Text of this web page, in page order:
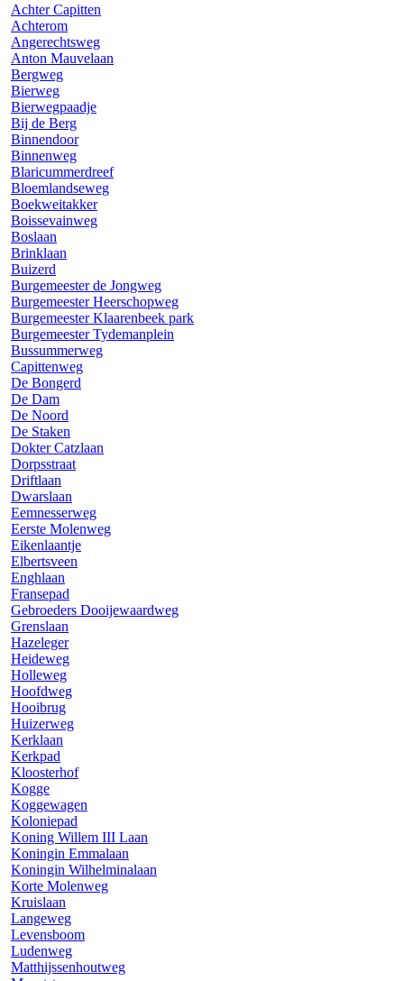
Achter Capitten
Achterom
Angerechtsweg
Anton Mauvelaan
Bergweg
Bierweg
Bierwegpaadje
Bij de Berg
Binnendoor
Binnenweg
Blaricummerdreef
Bloemlandseweg
Boekweitakker
Boissevainweg
Boslaan
Brinklaan
Buizerd
Burgemeester de Jongweg
Burgemeester Heerschopweg
Burgemeester Klaarenbeek park
Burgemeester Tydemanplein
Bussummerweg
Capittenweg
De Bongerd
De Dam
De Noord
De Staken
Dokter Catzlaan
Dorpsstraat
Driftlaan
Dwarslaan
Eemnesserweg
Eerste Molenweg
Eikenlaantje
Elbertsveen
Enghlaan
Fransepad
Gebroeders Dooijewaardweg
Grenslaan
Hazeleger
Heideweg
Holleweg
Hoofdweg
Hooibrug
Huizerweg
Kerklaan
Kerkpad
Kloosterhof
Kogge
Koggewagen
Koloniepad
Koning Willem III Laan
Koningin Emmalaan
Koningin Wilhelminalaan
Korte Molenweg
Kruislaan
Langeweg
Levensboom
Ludenweg
Matthijssenhoutweg